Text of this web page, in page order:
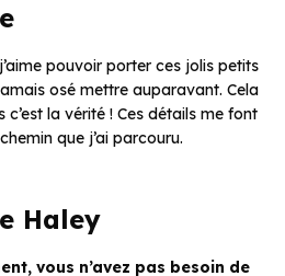
pouvoir porter ces jolis petits
osé mettre auparavant. Cela
la vérité ! Ces détails me font
que j’ai parcouru.
Haley
vous n’avez pas besoin de